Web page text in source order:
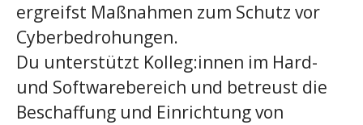
ergreifst Maßnahmen zum Schutz vor
Cyberbedrohungen.
Du unterstützt Kolleg:innen im Hard-
und Softwarebereich und betreust die
Beschaffung und Einrichtung von